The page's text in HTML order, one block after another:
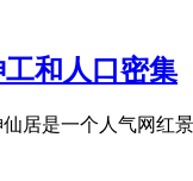
和人口密集
居是一个人气网